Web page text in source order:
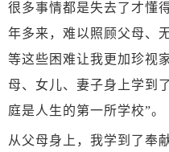
很多事情都是失去了才懂
年多来，难以照顾父母、
等这些困难让我更加珍视
母、女儿、妻子身上学到
庭是人生的第一所学校”。
从父母身上，我学到了奉